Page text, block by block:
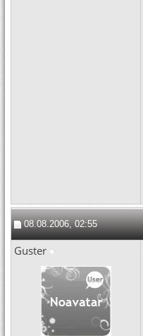
08.08.2006, 02:55
Guster